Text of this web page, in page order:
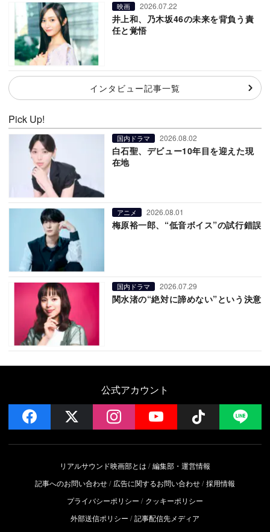
映画 2026.07.22
井上和、乃木坂46の未来を背負う責
任と覚悟
インタビュー記事一覧
Pick Up!
国内ドラマ 2026.08.02
白石聖、デビュー10年目を迎えた現
在地
アニメ 2026.08.01
梅原裕一郎、“低音ボイス”の試行錯誤
国内ドラマ 2026.07.29
関水渚の“絶対に諦めない”という決意
公式アカウント
facebook instagramYouTube Follow
リアルサウンド映画部とは
編集部・運営情報
記事へのお問い合わせ
広告に関するお問い合わせ 採用情報
プライバシーポリシー
クッキーポリシー
外部送信ポリシー
記事配信先メディア